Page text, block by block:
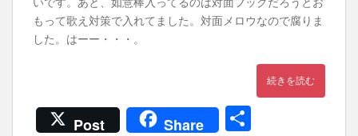
もって歌え対策で入れてました。対面メロウなので腐りま
した。はーー・・・。
続きを読む
Post Share